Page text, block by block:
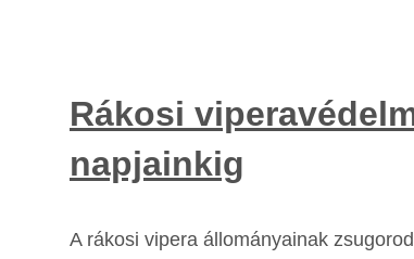
Rákosi
napjainkig
A rákosi vipera állományainak